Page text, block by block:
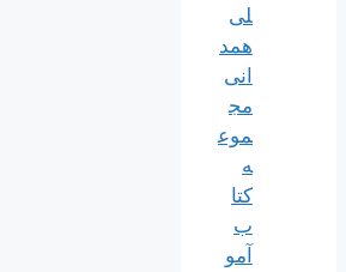
لی
همد
انی
مج
موع
ه
کتا
ب
آمو